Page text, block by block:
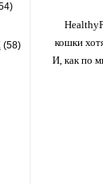
(58)
кошки
И, как по